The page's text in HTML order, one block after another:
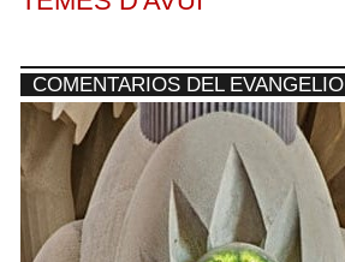
COMENTARIOS DEL EVANGELIO